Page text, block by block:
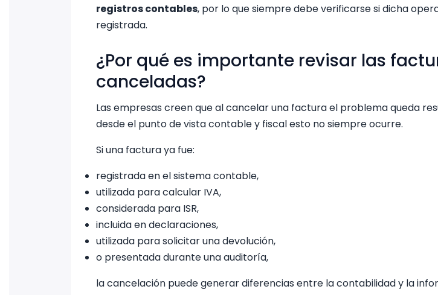
registros contables, por lo que siempre debe verificarse si dicha
registrada.
¿Por qué es importante revisar las
canceladas?
Las empresas creen que al cancelar una factura el problema queda
desde el punto de vista contable y fiscal esto no siempre ocurre.
Si una factura ya fue:
registrada en el sistema contable,
utilizada para calcular IVA,
considerada para ISR,
incluida en declaraciones,
utilizada para solicitar una devolución,
o presentada durante una auditoría,
la cancelación puede generar diferencias entre la contabilidad y la